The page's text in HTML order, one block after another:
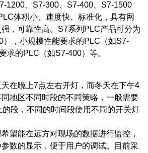
1200、S7-300、S7-400、S7-1500
体积小、速度快、标准化，具有网
，可靠性高。S7系列PLC产品可分为
），小规模性能要求的PLC（如S7-
求的PLC（如S7-400）等。
在晚上7点左右开灯，而冬天在下午4
地区不同时段的不同策略，一般需要
段，不同的时间段使用不同的开关灯
能在远方对现场的数据进行监控，
数的显示，便于用户的调试。目前采